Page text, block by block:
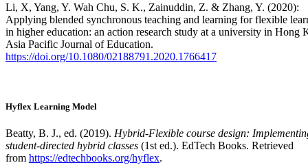
Li, X, Yang, Y. Wah Chu, S. K., Zainuddin, Z. & Zhang, Y. (2020):
Applying blended synchronous teaching and learning for flexible
in higher education: an action research study at a university in Hong
Asia Pacific Journal of Education.
https://doi.org/10.1080/02188791.2020.1766417
Hyflex Learning Model
Beatty, B. J., ed. (2019). Hybrid-Flexible course design:
student-directed hybrid classes (1st ed.). EdTech Books. Retrieved
from https://edtechbooks.org/hyflex.